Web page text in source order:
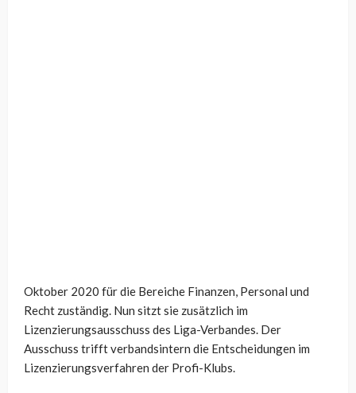
Oktober 2020 für die Bereiche Finanzen, Personal und
Recht zuständig. Nun sitzt sie zusätzlich im
Lizenzierungsausschuss des Liga-Verbandes. Der
Ausschuss trifft verbandsintern die Entscheidungen im
Lizenzierungsverfahren der Profi-Klubs.